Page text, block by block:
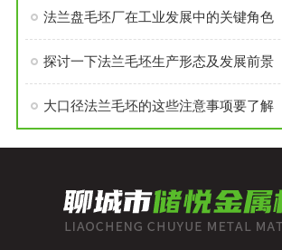
法兰盘毛坯厂在工业发展中的关键角色
探讨一下法兰毛坯生产形态及发展前景
大口径法兰毛坯的这些注意事项要了解